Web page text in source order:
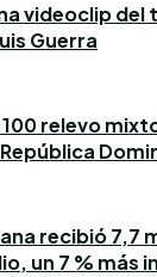
videoclip del
Guerra
relevo
recibió 7,7
un 7 % más